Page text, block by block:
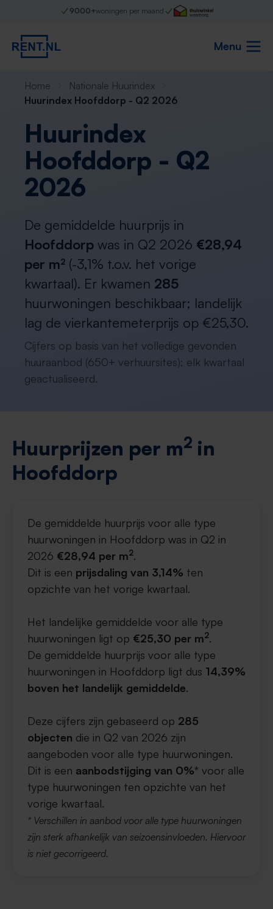
9000+woningen per maand
Menu
Home
Nationale Huurindex
Huurindex Hoofddorp - Q2 2026
Huurindex
Hoofddorp - Q2
2026
De gemiddelde huurprijs in
Hoofddorp was in Q2 2026 €28,94
per m² (-3,1% t.o.v. het vorige
kwartaal). Er kwamen 285
huurwoningen beschikbaar; landelijk
lag de vierkantemeterprijs op €25,30.
Cijfers op basis van het volledige gevonden
huuraanbod (650+ verhuursites); elk kwartaal
geactualiseerd.
Huurprijzen per m2 in
Hoofddorp
De gemiddelde huurprijs voor alle type
huurwoningen in Hoofddorp was in Q2 in
2026 €28,94 per m2.
Dit is een prijsdaling van 3,14% ten
opzichte van het vorige kwartaal.
Het landelijke gemiddelde voor alle type
huurwoningen ligt op €25,30 per m2.
De gemiddelde huurprijs voor alle type
huurwoningen in Hoofddorp ligt dus 14,39%
boven het landelijk gemiddelde.
Deze cijfers zijn gebaseerd op 285
objecten die in Q2 van 2026 zijn
aangeboden voor alle type huurwoningen.
Dit is een aanbodstijging van 0%* voor alle
type huurwoningen ten opzichte van het
vorige kwartaal.
* Verschillen in aanbod voor alle type huurwoningen
zijn sterk afhankelijk van seizoensinvloeden. Hiervoor
is niet gecorrigeerd.